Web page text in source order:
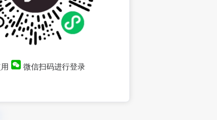
微信扫码进行登录